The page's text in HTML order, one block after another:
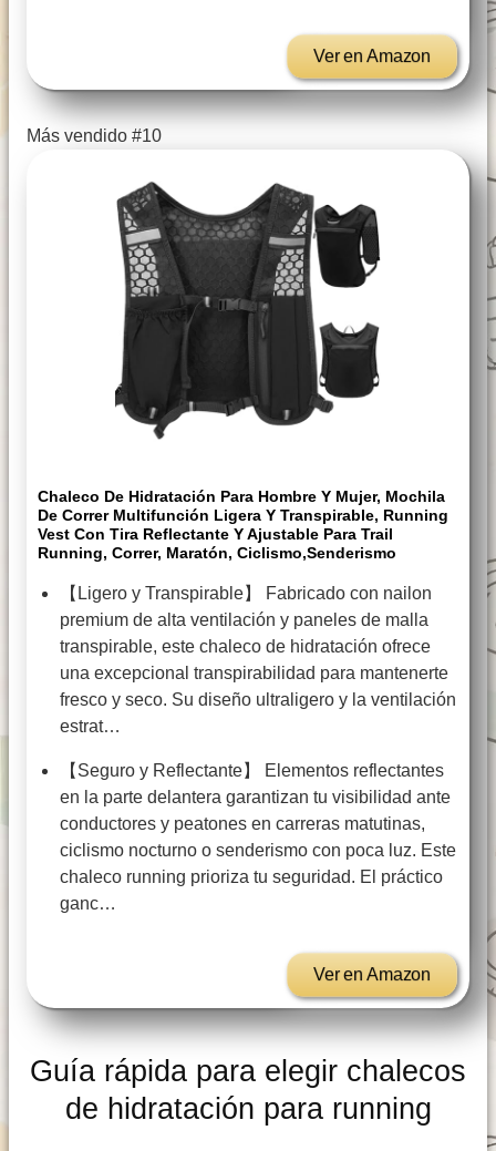
Ver en Amazon
Más vendido #10
Chaleco De Hidratación Para Hombre Y Mujer, Mochila
De Correr Multifunción Ligera Y Transpirable, Running
Vest Con Tira Reflectante Y Ajustable Para Trail
Running, Correr, Maratón, Ciclismo,Senderismo
【Ligero y Transpirable】 Fabricado con nailon
premium de alta ventilación y paneles de malla
transpirable, este chaleco de hidratación ofrece
una excepcional transpirabilidad para mantenerte
fresco y seco. Su diseño ultraligero y la ventilación
estrat…
【Seguro y Reflectante】 Elementos reflectantes
en la parte delantera garantizan tu visibilidad ante
conductores y peatones en carreras matutinas,
ciclismo nocturno o senderismo con poca luz. Este
chaleco running prioriza tu seguridad. El práctico
ganc…
Ver en Amazon
Guía rápida para elegir chalecos
de hidratación para running